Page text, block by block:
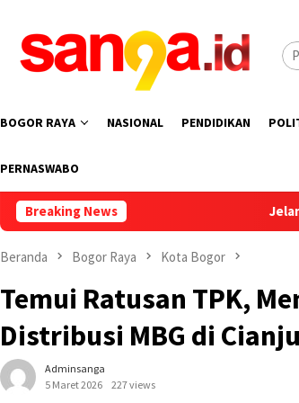
BOGOR RAYA NASIONAL PENDIDIKAN
PERNASWABO
Breaking News Jelang Konferprov PWI
Beranda Bogor Raya Kota Bogor
Temui Ratusan TPK,
Distribusi MBG di
Adminsanga
5 Maret 2026
227 views